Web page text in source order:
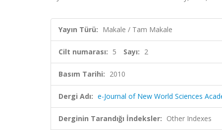
Yayın Türü: Makale / Tam Makale
Cilt numarası: 5 Sayı: 2
Basım Tarihi: 2010
Dergi Adı: e-Journal of New World Sciences
Derginin Tarandığı İndeksler: Other Indexes